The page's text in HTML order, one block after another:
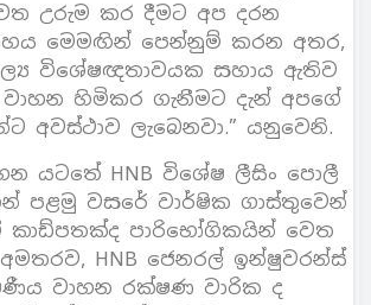
උරුම කර දීමට අප දරන
මෙමඟින් පෙන්නුම් කරන අතර,
විශේෂඥතාවයක සහාය ඇතිව
හිමිකර ගැනීමට දැන් අපගේ
අවස්ථාව ලැබෙනවා.” යනුවෙනි.
යටතේ HNB විශේෂ ලීසිං පොලී
පළමු වසරේ වාර්ෂික ගාස්තුවෙන්
කාඩ්පතක්ද පාරිභෝගිකයින් වෙත
HNB ජෙනරල් ඉන්ෂුවරන්ස්
වාහන රක්ෂණ වාරික ද